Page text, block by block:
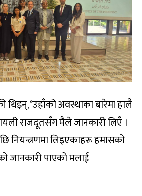
थिइन्, ‘उहाँको अवस्थाका बारेमा हालै
राजदूतसँग मैले जानकारी लिएँ ।
नियन्त्रणमा लिइएकाहरू हमासको
जानकारी पाएको मलाई